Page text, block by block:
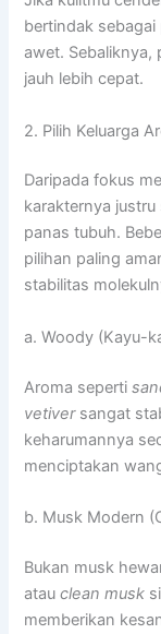
bertindak
awet. Sebaliknya,
jauh lebih cepat.
2. Pilih Keluarga
Daripada fokus
karakternya
panas tubuh.
pilihan paling
stabilitas
a. Woody (Kayu-
Aroma seperti
vetiversangat
keharumannya
menciptakan
b. Musk Modern
Bukan musk
atauclean musk
memberikan